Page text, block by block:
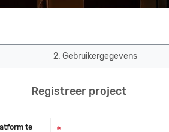
2. Gebruikergegevens
Registreer project
te